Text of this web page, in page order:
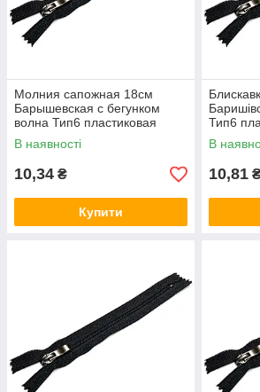
Молния сапожная 18см
Барышевская с бегунком
волна Тип6 пластиковая
обувная
В наявності
10,34 ₴
Купити
Тип6
В
10,81